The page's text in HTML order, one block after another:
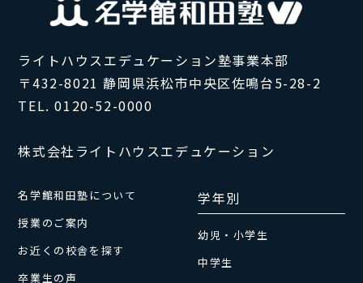
ライトハウスエデュケーション塾事業本部
〒432-8021 静岡県浜松市中央区佐鳴台5-28-2
TEL. 0120-52-0000
株式会社ライトハウスエデュケーション
名学館和田塾について
授業のご案内
お近くの校舎を探す
卒業生の声
学年別
幼児・小学生
中学生